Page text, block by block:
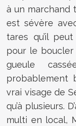
à un marchand
est sévère
tares qu’il
pour le boucler
gueule
probablement
vrai visage de
qu’à plusieurs.
multi en local,